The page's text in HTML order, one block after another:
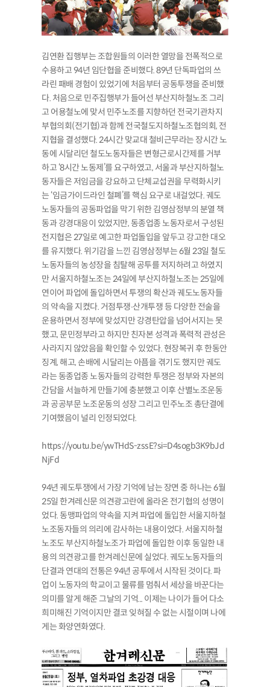
김연환 집행부는 조합원들의 이러한 열망을 전폭적으로
수용하고 94년 임단협을 준비했다. 89년 단독파업의 쓰
라린 패배 경험이 있었기에 처음부터 공동투쟁을 준비했
다. 처음으로 민주집행부가 들어선 부산지하철노조 그리
고 어용철노에 맞서 민주노조를 지향하던 전국기관차지
부협의회(전기협)과 함께 전국철도지하철노조협의회, 전
지협을 결성했다. 24시간 맞교대 철비근무라는 장시간 노
동에 시달리던 철도노동자들은 변형근로시간제를 거부
하고 ‘8시간 노동제’를 요구하였고, 서울과 부산지하철노
동자들은 저임금을 강요하고 단체교섭권을 무력화시키
는 ‘임금가이드라인 철폐’를 핵심 요구로 내걸었다. 궤도
노동자들의 공동파업을 막기 위한 김영삼정부의 분열 책
동과 강경대응이 있었지만, 동종업종 노동자로서 구성된
전지협은 27일로 예고한 파업돌입을 앞두고 강고한 대오
를 유지했다. 위기감을 느낀 김영삼정부는 6월 23일 철도
노동자들의 농성장을 침탈해 공투를 저지하려고 하였지
만 서울지하철노조는 24일에 부산지하철노조는 25일에
연이어 파업에 돌입하면서 투쟁의 확산과 궤도노동자들
의 약속을 지켰다. 거점투쟁∙산개투쟁 등 다양한 전술을
운용하면서 정부에 맞섰지만 강경탄압을 넘어서지는 못
했고, 문민정부라고 하지만 친자본 성격과 폭력적 관성은
사라지지 않았음을 확인할 수 있었다. 현장복귀 후 한동안
징계, 해고, 손배에 시달리는 아픔을 겪기도 했지만 궤도
라는 동종업종 노동자들의 강력한 투쟁은 정부와 자본의
간담을 서늘하게 만들기에 충분했고 이후 산별노조운동
과 공공부문 노조운동의 성장 그리고 민주노조 총단결에
기여했음이 널리 인정되었다.
https://youtu.be/ywTHdS-zssE?si=D4sogb3K9bJd
NjFd
94년 궤도투쟁에서 가장 기억에 남는 장면 중 하나는 6월
25일 한겨레신문 의견광고란에 올라온 전기협의 성명이
었다. 동맹파업의 약속을 지켜 파업에 돌입한 서울지하철
노조동자들의 의리에 감사하는 내용이었다. 서울지하철
노조도 부산지하철노조가 파업에 돌입한 이후 동일한 내
용의 의견광고를 한겨레신문에 실었다. 궤도노동자들의
단결과 연대의 전통은 94년 공투에서 시작된 것이다. 파
업이 노동자의 학교이고 물류를 멈춰서 세상을 바꾼다는
의미를 알게 해준 그날의 기억... 이제는 나이가 들어 다소
희미해진 기억이지만 결코 잊혀질 수 없는 시절이며 나에
게는 화양연화였다.